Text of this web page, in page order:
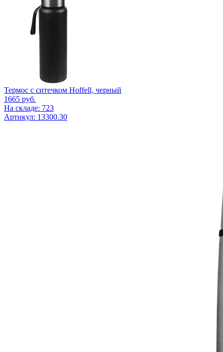
Термос с ситечком Hoffell, черный
1665 руб.
На складе: 723
Артикул: 13300.30